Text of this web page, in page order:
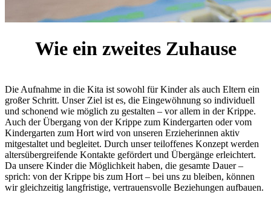
Wie ein zweites Zuhause
Die Aufnahme in die Kita ist sowohl für Kinder als auch Eltern ein
großer Schritt. Unser Ziel ist es, die Eingewöhnung so individuell
und schonend wie möglich zu gestalten – vor allem in der Krippe.
Auch der Übergang von der Krippe zum Kindergarten oder vom
Kindergarten zum Hort wird von unseren Erzieherinnen aktiv
mitgestaltet und begleitet. Durch unser teiloffenes Konzept werden
altersübergreifende Kontakte gefördert und Übergänge erleichtert.
Da unsere Kinder die Möglichkeit haben, die gesamte Dauer –
sprich: von der Krippe bis zum Hort – bei uns zu bleiben, können
wir gleichzeitig langfristige, vertrauensvolle Beziehungen aufbauen.